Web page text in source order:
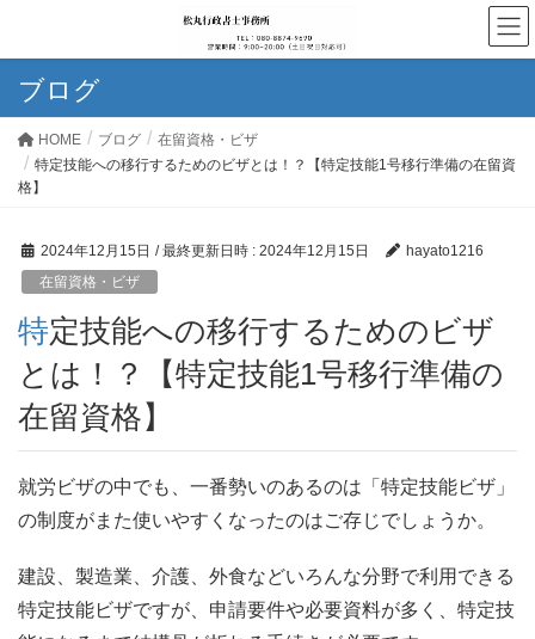
ブログ
HOME ブログ
在留資格・ビザ
特定技能への移行するためのビザとは！？【特定技能1号移行準備の在留資
格】
2024年12月15日 / 最終更新日時 : 2024年12月15日
hayato1216
在留資格・ビザ
特定技能への移行するためのビザ
とは！？【特定技能1号移行準備の
在留資格】
就労ビザの中でも、一番勢いのあるのは「特定技能ビザ」
の制度がまた使いやすくなったのはご存じでしょうか。
建設、製造業、介護、外食などいろんな分野で利用できる
特定技能ビザですが、申請要件や必要資料が多く、特定技